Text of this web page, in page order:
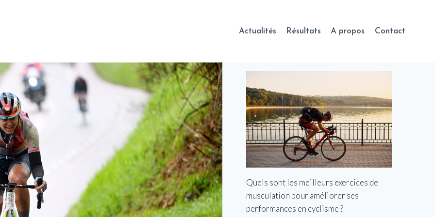
Actualités Résultats A propos Contact
Quels sont les meilleurs exercices de
musculation pour améliorer ses
performances en cyclisme ?